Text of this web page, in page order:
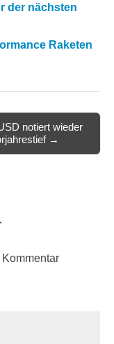
der nächsten
Raketen
notiert wieder
→